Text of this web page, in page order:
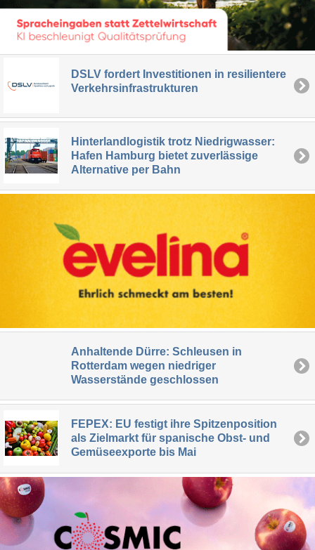
DSLV fordert Investitionen in resilientere
Verkehrsinfrastrukturen
Hinterlandlogistik trotz Niedrigwasser:
Hafen Hamburg bietet zuverlässige
Alternative per Bahn
Anhaltende Dürre: Schleusen in
Rotterdam wegen niedriger
Wasserstände geschlossen
FEPEX: EU festigt ihre Spitzenposition
als Zielmarkt für spanische Obst- und
Gemüseexporte bis Mai